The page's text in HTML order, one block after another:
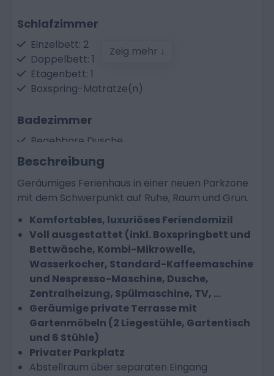
Schlafzimmer
Einzelbett: 2
Doppelbett: 1
Etagenbett: 1
Boxspring-Matratze(n)
Badezimmer
Begehbare Dusche
Spülbecken
Getrennte Toilette
Küche
Geschirrspüler
Elektrokochfeld
Kühlschrank
Kombi-Mikrowellenherd
Kessel
Nespresso-Kaffeemaschine
Standard-Kaffeemaschine
Zeig mehr ↓
Beschreibung
Geräumiges Ferienhaus in einer neuen Parkzone
mit dem Schwerpunkt auf Ruhe, Raum und Grün.
Komfortables, luxuriöses Feriendomizil
Voll ausgestattet (inkl. Boxspringbett und
Bettwäsche, Kombi-Mikrowelle,
Wasserkocher, Standard-Kaffeemaschine
und Nespresso-Maschine, Dusche,
Zentralheizung, Spülmaschine, TV, ...
Geräumige private Terrasse mit
Gartenmöbeln (2 Liegestühle, Gartentisch
und 6 Stühle)
Privater Parkplatz
Abstellraum über separaten Eingang